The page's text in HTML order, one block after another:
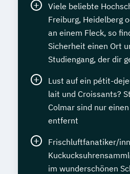
"Burnout-Prävention"
Psychologische/r
Psychologische/r
zusätzlicher
Sportmedizin
Stressmanagement
"Burnout-Prävention")
Systemische/r Berater/-
Viele beliebte
Freiburg, Heidelberg
an einem Fleck, so
Sicherheit einen Ort
Studiengang, der dir
Lust auf ein pétit-
lait und Croissants?
Colmar sind nur
entfernt
Frischluftfanatiker/
im wunderschönen